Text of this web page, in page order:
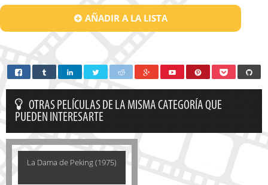
AÑADIR A LA LISTA
OTRAS PELÍCULAS DE LA MISMA CATEGORÍA QUE
PUEDEN INTERESARTE
La Dama de Peking (1975)